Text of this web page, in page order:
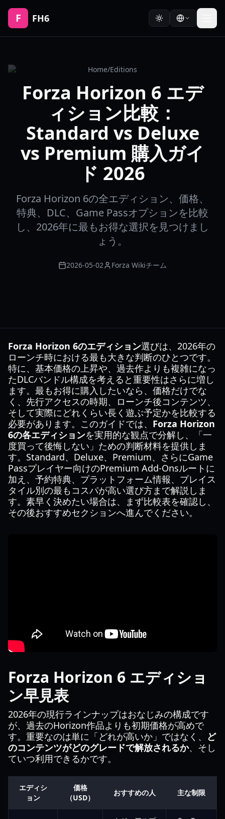
F FH6
Home/Editions
Forza Horizon 6 エデ
ィション比較：
Standard vs Deluxe
vs Premium 購入ガイ
ド 2026
Forza Horizon 6の全エディション、価格、
特典、DLC、Game Passオプションを比較
し、2026年に最もお得な選択を見つけまし
ょう。
2026-05-02 Forza Wikiチーム
Forza Horizon 6のエディション選びは、2026年の
ローンチ時における最も大きな判断のひとつです。
特に、基本価格の上昇や、過去作よりも複雑になっ
たDLCバンドル構成を考えると重要性はさらに増し
ます。最もお得に購入したいなら、価格だけでな
く、先行アクセスの時期、ローンチ後コンテンツ、
そして実際にどれくらい長く遊ぶ予定かを比較する
必要があります。このガイドでは、 Forza Horizon
6の各エディションを実用的な観点で分解し、「一
度買って後悔しない」ための判断材料を提供しま
す。Standard、Deluxe、Premium、さらにGame
Passプレイヤー向けのPremium Add-Onsルートに
加え、予約特典、プラットフォーム情報、プレイス
タイル別の最もコスパが高い選び方まで解説しま
す。素早く決めたい場合は、まず比較表を確認し、
その後おすすめセクションへ進んでください。
Forza Horizon 6 エディショ
ン早見表
2026年の現行ラインナップはおなじみの構成です
が、過去のHorizon作品よりも初期価格が高めで
す。重要なのは単に「どれが高いか」ではなく、 ど
のコンテンツがどのグレードで解放されるか、そし
ていつ利用できるかです。
エディシ
ョン
価格
（USD）
おすすめの人 主な制限